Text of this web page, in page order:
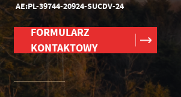
AE:PL-39744-20924-SUCDV-24
FORMULARZ
KONTAKTOWY